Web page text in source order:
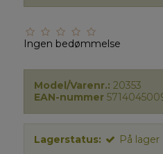
Ingen bedømmelse
Model/Varenr.: 20353
EAN-nummer
Lagerstatus: På lager